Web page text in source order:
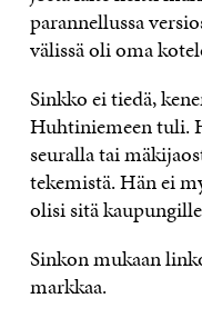
parannellussa
välissä oli oma
Sinkko ei tiedä,
Huhtiniemeen tuli.
seuralla tai
tekemistä. Hän ei
olisi sitä
Sinkon mukaan
markkaa.